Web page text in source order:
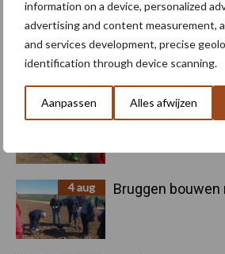
information on a device, personalized
advertising and content measurement,
and services development, precise
identification through device scanning.
Aanpassen Alles afwijzen
Oogst
volle gang
Nieuwe
4 aug Bruggen bouwen